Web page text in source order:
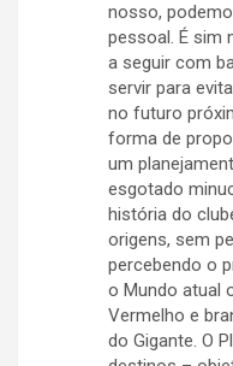
nosso,
pessoal. É sim
a seguir com
servir para
no futuro
forma de
um
esgotado
história do
origens, sem
percebendo o
o Mundo atual
Vermelho e
do Gigante. O